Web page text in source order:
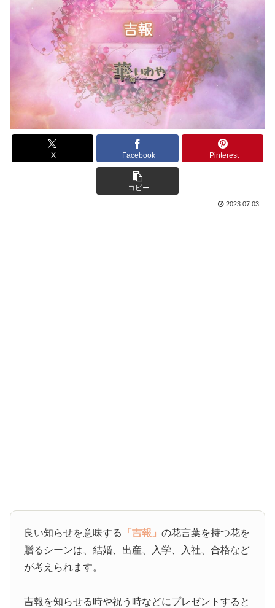
X Facebook Pinterest
コピー
2023.07.03
良い知らせを意味する 「吉報」の花言葉を持つ花を
贈るシーンは、結婚、出産、入学、入社、合格など
が考えられます。
吉報を知らせる時や祝う時などにプレゼントすると